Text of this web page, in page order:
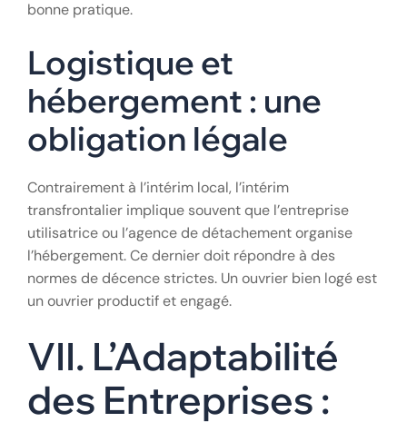
de sécurité. Il est courant que les agences d’intérim
proposent unchef d’équipe parlant français
assurer le relais entre la direction de chantier et les
ouvriers. L’utilisation d’outils de traduction ou de
lexiques techniques simplifiés est également une
bonne pratique.
Logistique et
hébergement : une
obligation légale
Contrairement à l’intérim local, l’intérim
transfrontalier implique souvent que l’entreprise
utilisatrice ou l’agence de détachement organise
l’hébergement. Ce dernier doit répondre à des